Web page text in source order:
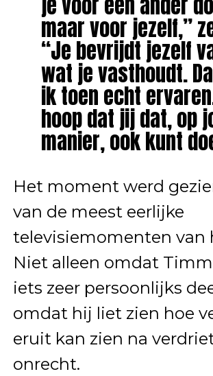
maar voor jezelf,”
“Je bevrijdt jezelf
wat je vasthoudt.
ik toen echt
hoop dat jij dat, op
manier, ook kunt
Het moment werd
van de meest eerlijke
televisiemomenten van
Niet alleen omdat
iets zeer persoonlijks
omdat hij liet zien hoe
eruit kan zien na
onrecht.